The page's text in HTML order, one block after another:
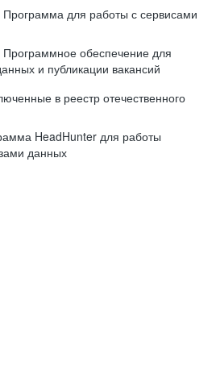
для работы с сервисами
обеспечение для
и публикации вакансий
в реестр отечественного
HeadHunter для работы
данных